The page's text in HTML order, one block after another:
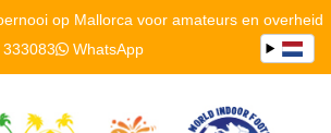
op Mallorca voor amateurs en overheid
WhatsApp